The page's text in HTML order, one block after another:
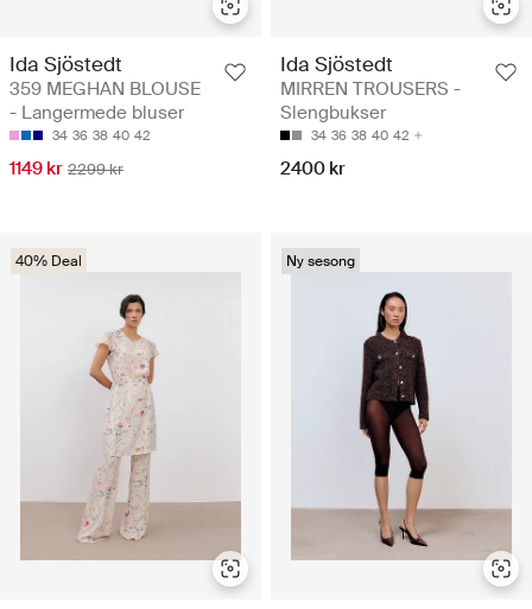
Ida Sjöstedt
359 MEGHAN BLOUSE
- Langermede bluser
34 36 38 40 42
1149 kr 2299 kr
Ida Sjöstedt
MIRREN TROUSERS -
Slengbukser
34 36 38 40 42
2400 kr
40% Deal Ny sesong